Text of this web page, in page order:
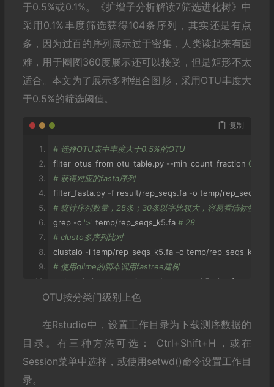
于0.5%或0.1%。《扩增子分析解读7筛选进化树》中
采用0.1%丰度筛选获得104条序列，其实还是有点
多，因为过百的序列展示过于密集，人类读起来有困
难，用于圈图360度展示还可以接受，但是矩形不太
适合。本文为了展示多种组合图形，采用OTU丰度大
于0.5%的筛选阈值。
复制
# 选择OTU表中丰度大于0.5%的OTU
filter_otus_from_otu_table.py --min_count_fraction 0.005
# 获得对应的fasta序列
filter_fasta.py -f result/rep_seqs.fa -o temp/rep_seqs_k5
# 统计序列数量，28条；30条以字比较大，容易看清标签
grep -c '>' temp/rep_seqs_k5.fa # 28
# clusto多序列比对
clustalo -i temp/rep_seqs_k5.fa -o temp/
# 使用qiime的脚本调用fastree建树
make_phylogeny
i temp /rep_seqs_k5_clus fa
# 格式转换为R ggtree可用的树，之前加载报错，后来删除'符
# 获得序列ID
grep '>' temp/rep_seqs_k5_clus .fa|sed 's/>//g' > temp
# 获得这些序列的物种注释，用于树上着色显示不同分类信息
awk
'BEGIN{OFS="\t";FS="\t"} NR==FNR {a[$1]=$0}
OTU按分类门级别上色
在Rstudio中，设置工作目录为下载测序数据的
目录。有三种方法可选： Ctrl+Shift+H，或在
Session菜单中选择，或使用setwd()命令设置工作目
录。